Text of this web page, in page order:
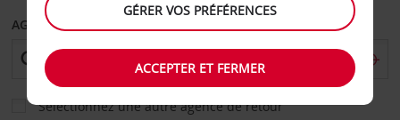
AGENCE DE DÉPART
Sélectionnez une autre agence de retour
GÉRER VOS PRÉFÉRENCES
ACCEPTER ET FERMER